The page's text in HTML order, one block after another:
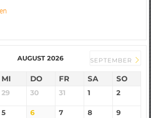
AUGUST 2026 SEPTEMBER
MI DO FR SA SO
29 30 31 1 2
5 6 7 8 9